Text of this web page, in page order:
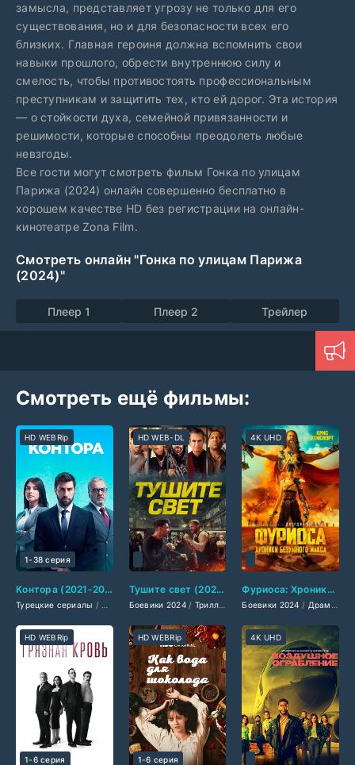
замысла, представляет угрозу не только для его
существования, но и для безопасности всех его
близких. Главная героиня должна вспомнить свои
навыки прошлого, обрести внутреннюю силу и
смелость, чтобы противостоять профессиональным
преступникам и защитить тех, кто ей дорог. Эта история
— о стойкости духа, семейной привязанности и
решимости, которые способны преодолеть любые
невзгоды.
Все гости могут смотреть фильм Гонка по улицам
Парижа (2024) онлайн совершенно бесплатно в
хорошем качестве HD без регистрации на онлайн-
кинотеатре Zona Film.
Смотреть онлайн "Гонка по улицам Парижа
(2024)"
Плеер 1 Плеер 2 Трейлер
Смотреть ещё фильмы:
Контора (2021-2026)
Турецкие сериалы / Сериалы 2025/Боевики 2025 Драмы 2025/Фильмы 2025
HD WEBRip
1-38 серия
Тушите свет (2024)
Боевики 2024 / Триллеры 2024 /Зарубежные
HD WEB-DL
Фуриоса: Хроники Безумного Макса (2024)
Боевики 2024 / Драмы 2024
4K UHD
HD WEBRip
1-6 серия
HD WEBRip
1-6 серия
4K UHD